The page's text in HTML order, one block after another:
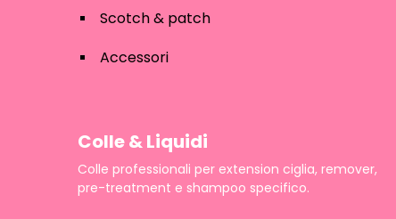
Scotch & patch
Accessori
Colle & Liquidi
Colle professionali per extension ciglia, remover,
pre-treatment e shampoo specifico.